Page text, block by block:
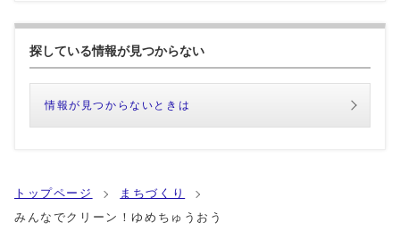
探している情報が見つからない
情報が見つからないときは
トップページ
まちづくり
みんなでクリーン！ゆめちゅうおう